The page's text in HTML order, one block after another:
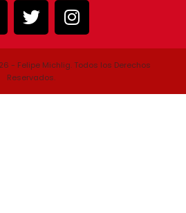
- Felipe Michlig. Todos los Derechos
Reservados.